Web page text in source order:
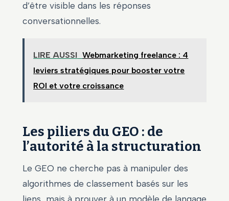
d’être visible dans les réponses
conversationnelles.
LIRE AUSSI Webmarketing freelance : 4
leviers stratégiques pour booster votre
ROI et votre croissance
Les piliers du GEO : de
l’autorité à la structuration
Le GEO ne cherche pas à manipuler des
algorithmes de classement basés sur les